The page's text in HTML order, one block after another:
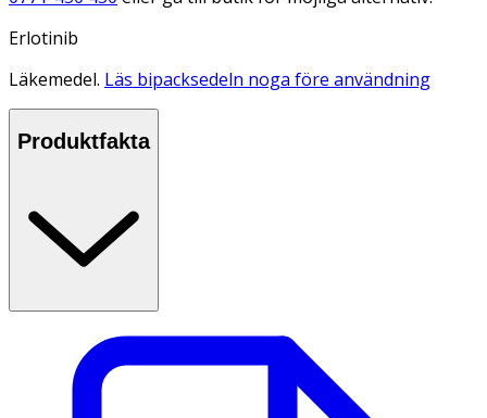
Erlotinib
Läkemedel. Läs bipacksedeln noga före användning
Produktfakta